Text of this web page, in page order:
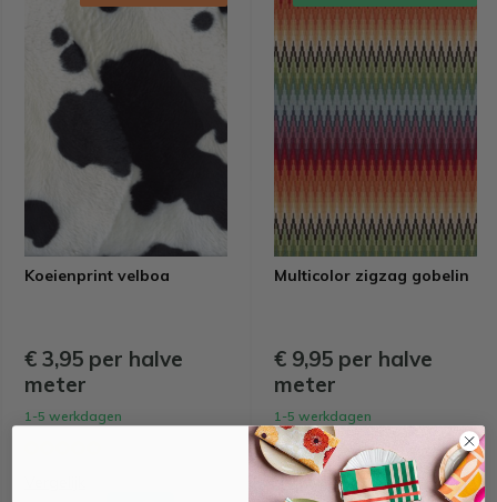
Koeienprint velboa
€ 3,95 per halve
meter
1-5 werkdagen
Multicolor zigzag gobelin
€ 9,95 per halve
meter
1-5 werkdagen
Vergelijk